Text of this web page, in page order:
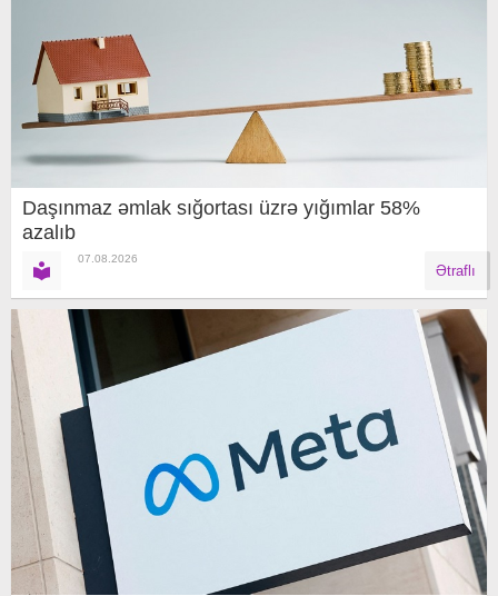
Daşınmaz əmlak sığortası üzrə yığımlar 58%
azalıb
07.08.2026
Ətraflı